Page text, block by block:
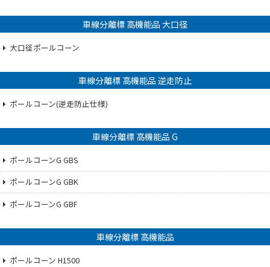
車線分離標 高機能品 大口径
大口径ポールコーン
車線分離標 高機能品 逆走防止
ポールコーン(逆走防止仕様)
車線分離標 高機能品 G
ポールコーンG GBS
ポールコーンG GBK
ポールコーンG GBF
車線分離標 高機能品
ポールコーン H1500